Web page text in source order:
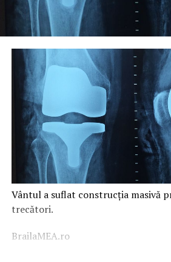
Vântul a suflat construcția masivă
trecători.
BrailaMEA.ro